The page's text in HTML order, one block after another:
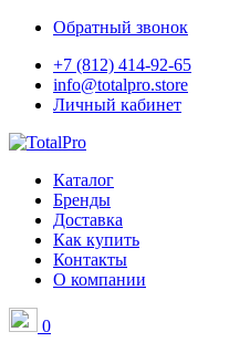
Обратный звонок
+7 (812) 414-92-65
info@totalpro.store
Личный кабинет
Каталог
Бренды
Доставка
Как купить
Контакты
О компании
0